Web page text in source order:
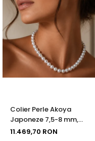
Colier Perle Akoya
Japoneze 7,5-8 mm,
Calitate AAA, Închizătoare
11.469,70 RON